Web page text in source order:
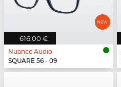
616,00 €
Nuance Audio
SQUARE 56 - 09